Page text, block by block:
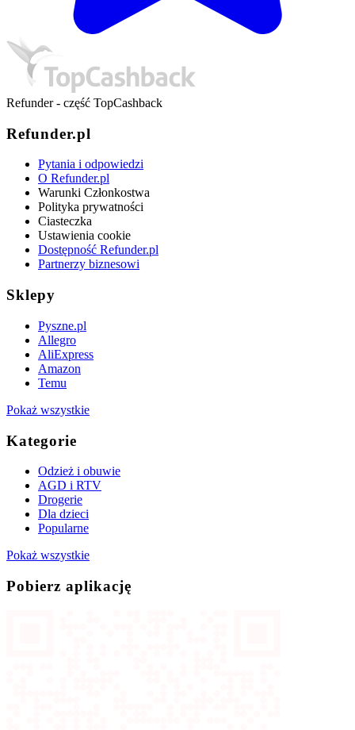
Refunder - część TopCashback
Refunder.pl
Pytania i odpowiedzi
O Refunder.pl
Warunki Członkostwa
Polityka prywatności
Ciasteczka
Ustawienia cookie
Dostępność Refunder.pl
Partnerzy biznesowi
Sklepy
Pyszne.pl
Allegro
AliExpress
Amazon
Temu
Pokaż wszystkie
Kategorie
Odzież i obuwie
AGD i RTV
Drogerie
Dla dzieci
Popularne
Pokaż wszystkie
Pobierz aplikację